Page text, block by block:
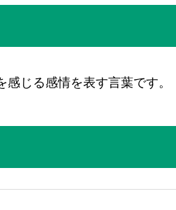
じる感情を表す言葉です。